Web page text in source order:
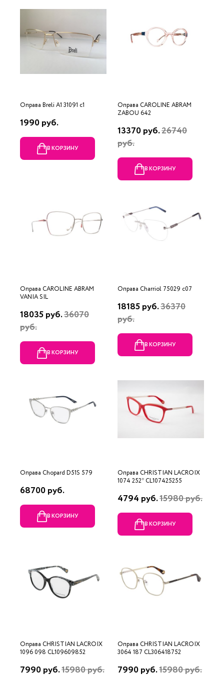
Оправа Breli A1 31091 c1
1990 руб.
В КОРЗИНУ
Оправа CAROLINE ABRAM
ZABOU 642
13370 руб.26740
руб.
В КОРЗИНУ
Оправа CAROLINE ABRAM
VANIA SIL
18035 руб.36070
руб.
В КОРЗИНУ
Оправа Charriol 75029 c07
18185 руб.36370
руб.
В КОРЗИНУ
Оправа Chopard D51S 579
68700 руб.
В КОРЗИНУ
Оправа CHRISTIAN LACROIX
1074 252* CL107425255
4794 руб.15980 руб.
В КОРЗИНУ
Оправа CHRISTIAN LACROIX
1096 098 CL109609852
7990 руб.15980 руб.
Оправа CHRISTIAN LACROIX
3064 187 CL306418752
7990 руб.15980 руб.